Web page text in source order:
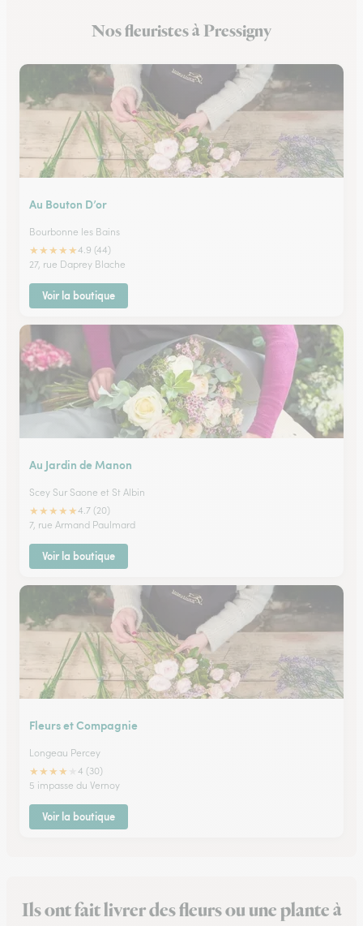
Nos fleuristes à Pressigny
Au Bouton D’or
Bourbonne les Bains
★★★★★4.9 (44)
27, rue Daprey Blache
Voir la boutique
Au Jardin de Manon
Scey Sur Saone et St Albin
★★★★★4.7 (20)
7, rue Armand Paulmard
Voir la boutique
Fleurs et Compagnie
Longeau Percey
★★★★
4 (30)
5 impasse du Vernoy
Voir la boutique
Ils ont fait livrer des fleurs ou une plante à